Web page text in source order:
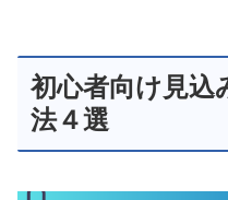
初心者向け見込
法４選